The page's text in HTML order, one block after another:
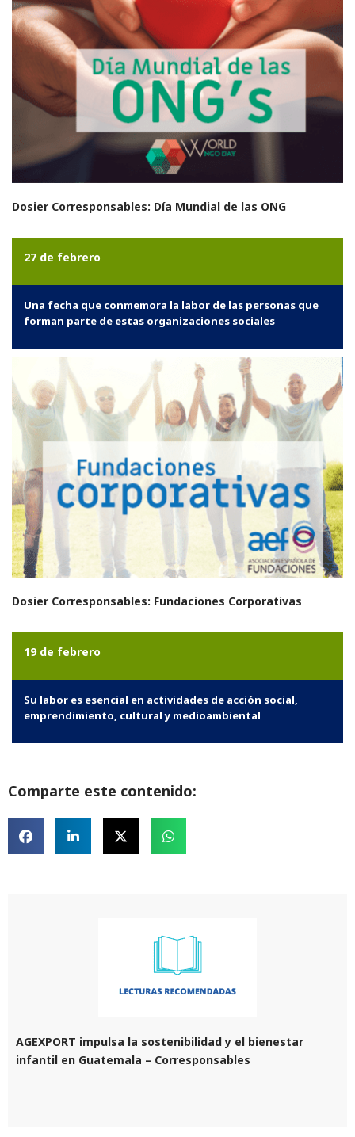
Dosier Corresponsables: Día Mundial de las ONG
27 de febrero
Una fecha que conmemora la labor de las personas que
forman parte de estas organizaciones sociales
Dosier Corresponsables: Fundaciones Corporativas
19 de febrero
Su labor es esencial en actividades de acción social,
emprendimiento, cultural y medioambiental
Comparte este contenido:
AGEXPORT impulsa la sostenibilidad y el bienestar
infantil en Guatemala – Corresponsables